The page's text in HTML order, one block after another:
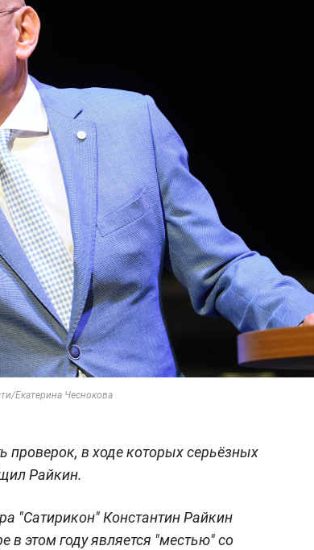
Екатерина Чеснокова
проверок, в ходе которых серьёзных
Райкин.
"Сатирикон" Константин Райкин
в этом году является "местью" со